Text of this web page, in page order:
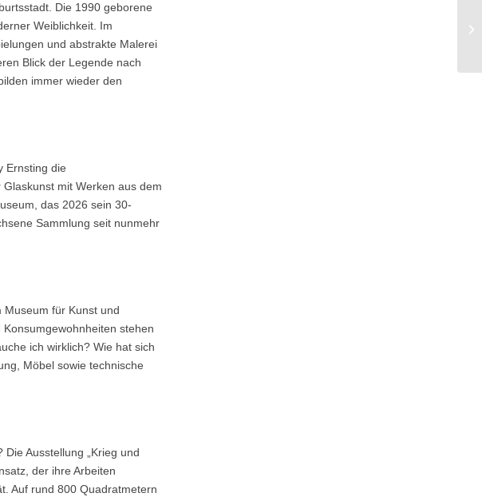
Die 1990 geborene
Weiblichkeit. Im
und abstrakte Malerei
Blick der Legende nach
immer wieder den
Ernsting die
mit Werken aus dem
das 2026 sein 30-
Sammlung seit nunmehr
Museum für Kunst und
stehen
ich wirklich? Wie hat sich
Möbel sowie technische
Ausstellung „Krieg und
der ihre Arbeiten
Auf rund 800 Quadratmetern